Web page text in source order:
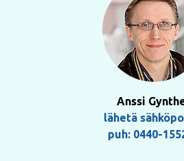
Anssi
lähetä
puh: 0440-